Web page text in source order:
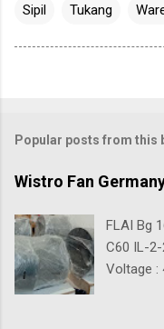
Sipil Tukang
Popular posts from this
Wistro Fan
FLAI Bg
C60 IL-
Voltage
+/- 390